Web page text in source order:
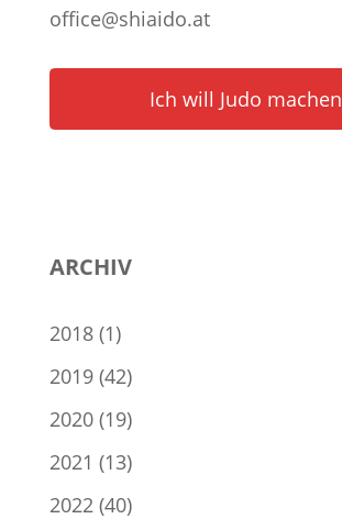
office@shiaido.at
Ich will Judo machen
ARCHIV
2018(1)
2019(42)
2020(19)
2021 (13)
2022 (40)